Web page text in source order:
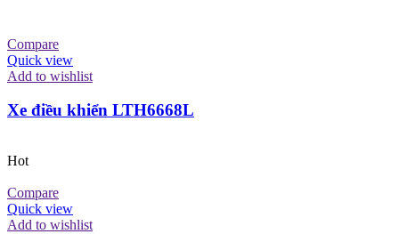
Compare
Quick view
Add to wishlist
Xe điều khiển LTH6668L
Hot
Compare
Quick view
Add to wishlist